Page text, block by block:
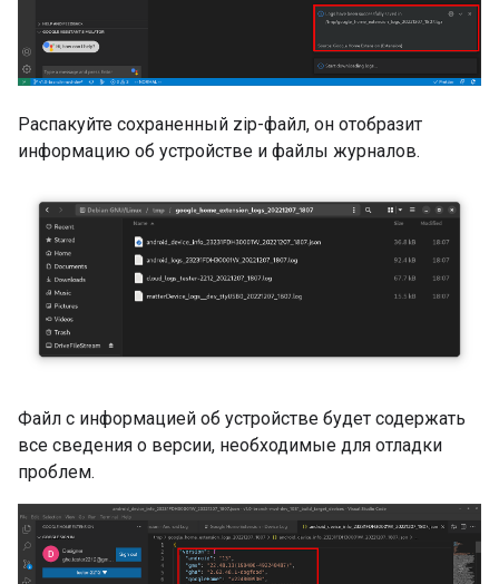
Распакуйте сохраненный zip-файл, он отобразит
информацию об устройстве и файлы журналов.
Файл с информацией об устройстве будет содержать
все сведения о версии, необходимые для отладки
проблем.